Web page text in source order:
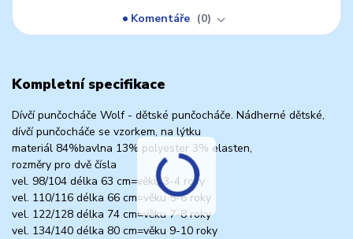
Komentáře
0
Kompletní specifikace
Dívčí punčocháče Wolf - dětské punčocháče. Nádherné dětské,
dívčí punčocháče se vzorkem, na lýtku
materiál 84%bavlna 13% polyester 3% elasten,
rozměry pro dvě čísla
vel. 98/104 délka 63 cm=věku 3-4 roky
vel. 110/116 délka 66 cm=věku 5-6 roky
vel. 122/128 délka 74 cm=věku 7-8 roky
vel. 134/140 délka 80 cm=věku 9-10 roky